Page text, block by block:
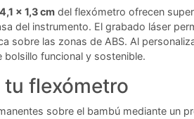
x 1,3 cm del flexómetro ofrecen
del instrumento. El grabado láser
sobre las zonas de ABS. Al
funcional y sostenible.
flexómetro
sobre el bambú mediante un